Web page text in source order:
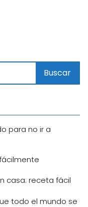
para no ir a
casa: receta fácil
todo el mundo se